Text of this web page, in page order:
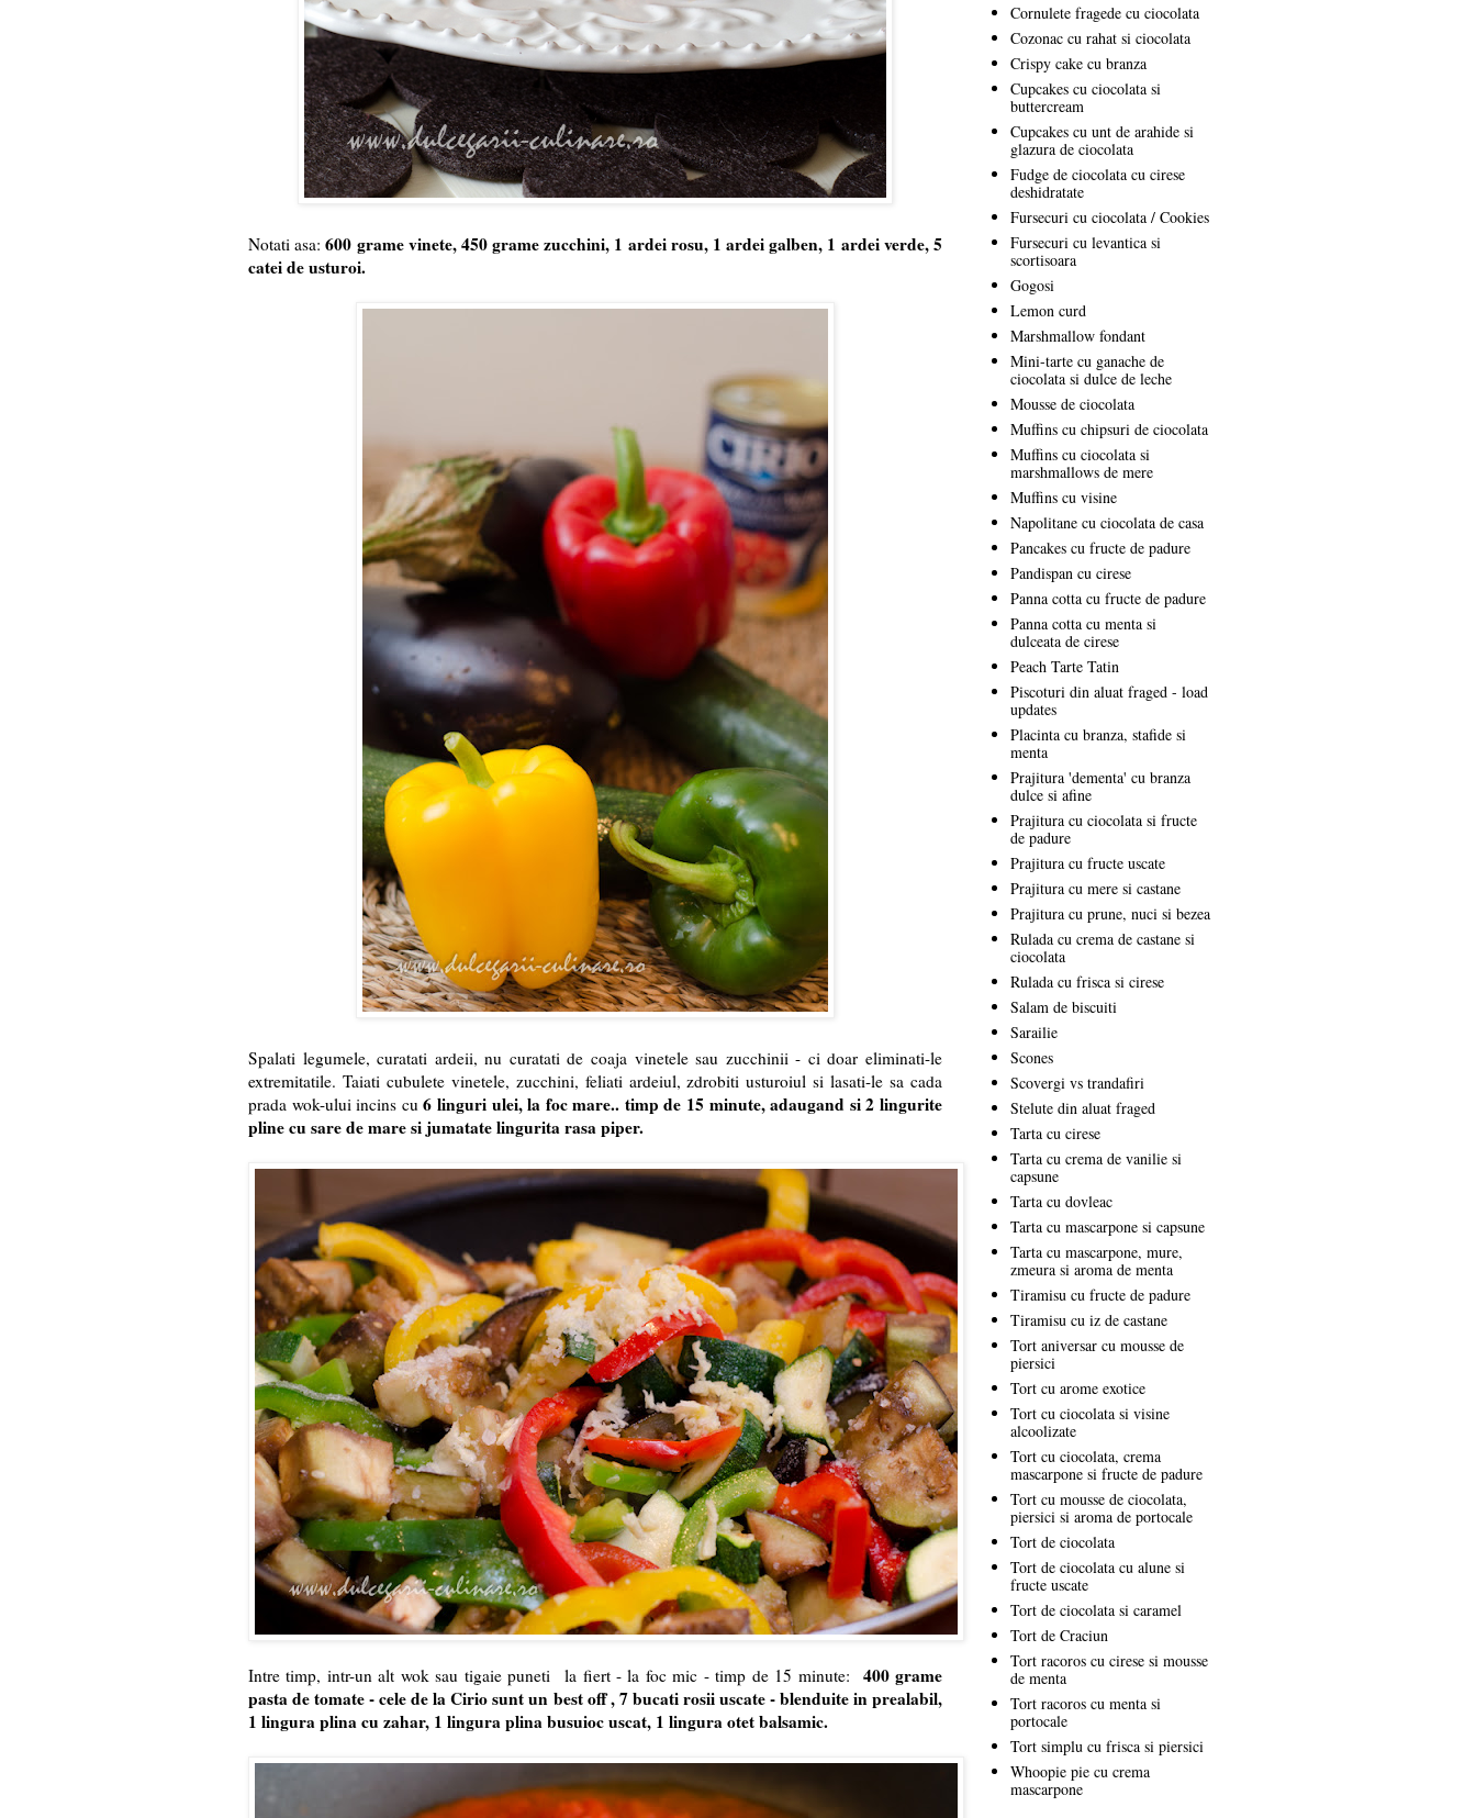
Notati asa:600 grame vinete, 450 grame zucchini, 1 ardei rosu, 1 ardei galben, 1 ardei verde, 5
catei de usturoi.
Spalati legumele, curatati ardeii, nu curatati de coaja vinetele sau zucchinii - ci doar eliminati-le
extremitatile. Taiati cubulete vinetele, zucchini, feliati ardeiul, zdrobiti usturoiul si lasati-le sa cada
prada wok-ului incins cu6 linguri ulei, la foc mare.. timp de 15 minute, adaugand si 2 lingurite
pline cu sare de mare si jumatate lingurita rasa piper.
Intre timp, intr-un alt wok sau tigaie puneti la fiert - la foc mic - timp de 15 minute: 400 grame
pasta de tomate - cele de la Cirio sunt un best off , 7 bucati rosii uscate - blenduite in prealabil,
1 lingura plina cu zahar, 1 lingura plina busuioc uscat, 1 lingura otet balsamic.
Cornulete fragede cu ciocolata
Cozonac cu rahat si ciocolata
Crispy cake cu branza
Cupcakes cu ciocolata si
buttercream
Cupcakes cu unt de arahide si
glazura de ciocolata
Fudge de ciocolata cu cirese
deshidratate
Fursecuri cu ciocolata / Cookies
Fursecuri cu levantica si
scortisoara
Gogosi
Lemon curd
Marshmallow fondant
Mini-tarte cu ganache de
ciocolata si dulce de leche
Mousse de ciocolata
Muffins cu chipsuri de ciocolata
Muffins cu ciocolata si
marshmallows de mere
Muffins cu visine
Napolitane cu ciocolata de casa
Pancakes cu fructe de padure
Pandispan cu cirese
Panna cotta cu fructe de padure
Panna cotta cu menta si
dulceata de cirese
Peach Tarte Tatin
Piscoturi din aluat fraged - load
updates
Placinta cu branza, stafide si
menta
Prajitura 'dementa' cu branza
dulce si afine
Prajitura cu ciocolata si fructe
de padure
Prajitura cu fructe uscate
Prajitura cu mere si castane
Prajitura cu prune, nuci si bezea
Rulada cu crema de castane si
ciocolata
Rulada cu frisca si cirese
Salam de biscuiti
Sarailie
Scones
Scovergi vs trandafiri
Stelute din aluat fraged
Tarta cu cirese
Tarta cu crema de vanilie si
capsune
Tarta cu dovleac
Tarta cu mascarpone si capsune
Tarta cu mascarpone, mure,
zmeura si aroma de menta
Tiramisu cu fructe de padure
Tiramisu cu iz de castane
Tort aniversar cu mousse de
piersici
Tort cu arome exotice
Tort cu ciocolata si visine
alcoolizate
Tort cu ciocolata, crema
mascarpone si fructe de padure
Tort cu mousse de ciocolata,
piersici si aroma de portocale
Tort de ciocolata
Tort de ciocolata cu alune si
fructe uscate
Tort de ciocolata si caramel
Tort de Craciun
Tort racoros cu cirese si mousse
de menta
Tort racoros cu menta si
portocale
Tort simplu cu frisca si piersici
Whoopie pie cu crema
mascarpone